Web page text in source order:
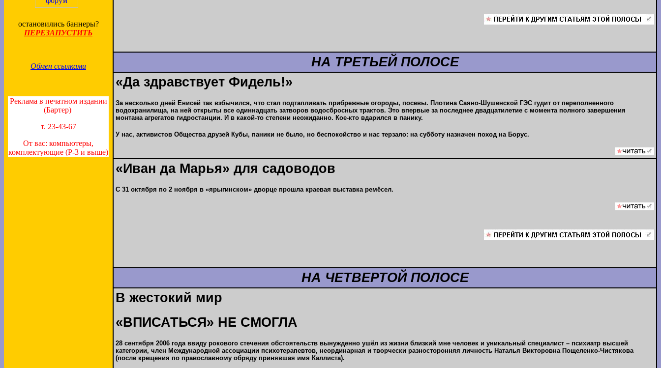
остановились баннеры?
ПЕРЕЗАПУСТИТЬ
Обмен ссылками
Реклама в печатном издании
(Бартер)
т. 23-43-67
От вас: компьютеры,
комплектующие (P-3 и выше)
НА ТРЕТЬЕЙ ПОЛОСЕ
«Да здравствует Фидель!»
За несколько дней Енисей так взбычился, что стал подтапливать прибрежные огороды, посевы. Плотина Саяно-Шушенской ГЭС гудит от переполненного
водохранилища, на ней открыты все одиннадцать затворов водосбросных трактов. Это впервые за последнее двадцатилетие с момента полного завершения
монтажа агрегатов гидростанции. И в какой-то степени неожиданно. Кое-кто вдарился в панику.
У нас, активистов Общества друзей Кубы, паники не было, но беспокойство и нас терзало: на субботу назначен поход на Борус.
«Иван да Марья» для садоводов
С 31 октября по 2 ноября в «ярыгинском» дворце прошла краевая выставка ремёсел.
НА ЧЕТВЕРТОЙ ПОЛОСЕ
В жестокий мир
«ВПИСАТЬСЯ» НЕ СМОГЛА
28 сентября 2006 года ввиду рокового стечения обстоятельств вынужденно ушёл из жизни близкий мне человек и уникальный специалист – психиатр высшей
категории, член Международной ассоциации психотерапевтов, неординарная и творчески разносторонняя личность Наталья Викторовна Пощеленко-Чистякова
(после крещения по православному обряду принявшая имя Каллиста).